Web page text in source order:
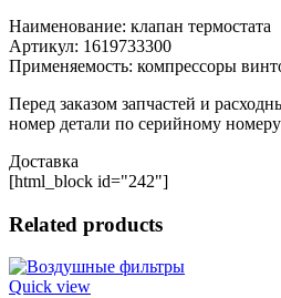
Наименование: клапан термостата
Артикул: 1619733300
Применяемость: компрессоры
Перед заказом запчастей и
номер детали по серийному
Доставка
[html_block id="242"]
Related products
Quick view